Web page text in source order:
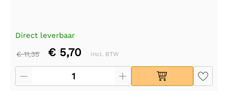
Direct leverbaar
€ 11,35 € 5,70 Incl. BTW